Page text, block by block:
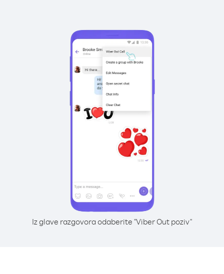
Iz glave razgovora odaberite "Viber Out poziv"